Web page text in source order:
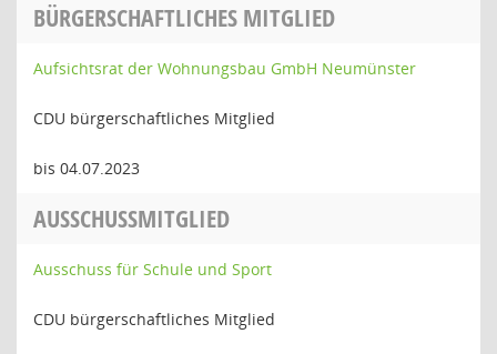
BÜRGERSCHAFTLICHES MITGLIED
Aufsichtsrat der Wohnungsbau GmbH Neumünster
CDU bürgerschaftliches Mitglied
bis 04.07.2023
AUSSCHUSSMITGLIED
Ausschuss für Schule und Sport
CDU bürgerschaftliches Mitglied